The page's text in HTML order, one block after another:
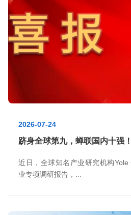
2026-07-24
近日，全球知名产业研究机构
业专项调研报告，...